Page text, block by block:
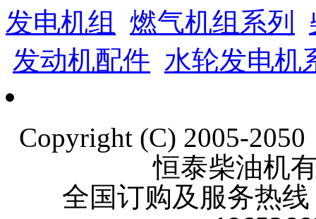
发电机组
燃气机组系列
发动机配件 水轮发电机
Copyright (C) 2005-
恒泰柴油机
全国订购及服务热线